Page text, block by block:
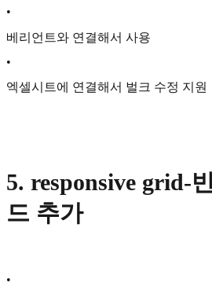
•
베리언트와 연결해서 사용
•
엑셀시트에 연결해서 벌크 수정 지원
5. responsive grid-
드 추가
•